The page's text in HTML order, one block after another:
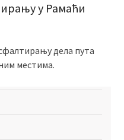
у Рамаћи
дела пута
местима.